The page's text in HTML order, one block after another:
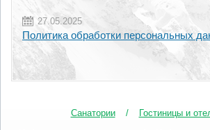
27.05.2025
Политика обработки персональных
Санатории Гостиницы и